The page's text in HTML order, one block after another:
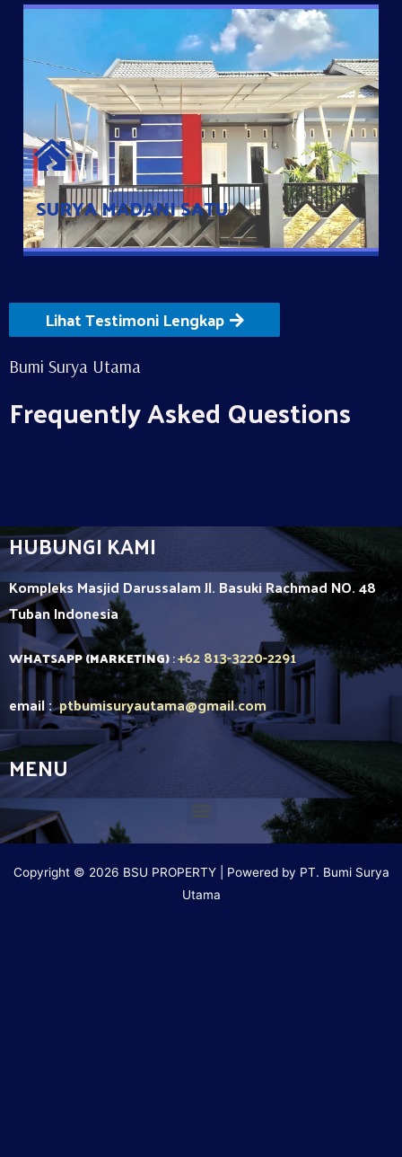
SURYA MADANI SATU
SURYA MADANI SATU
Satu-satunya Hunian nyaman dengan harga subsidi hanya 100
jutaan dengan lokasi strategis di Tuban
Lihat Testimoni Lengkap
Bumi Surya Utama
Frequently Asked Questions
HUBUNGI KAMI
Kompleks Masjid Darussalam Jl. Basuki Rachmad NO. 48
TubanIndonesia
WHATSAPP (MARKETING):+62 813-3220-2291
email :ptbumisuryautama@gmail.com
MENU
Copyright © 2026 BSU PROPERTY | Powered by PT. Bumi Surya
Utama